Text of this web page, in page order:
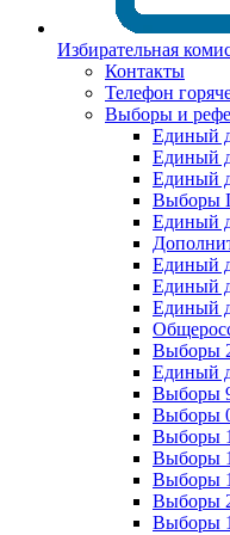
Избирательная
Контакты
Телефон
Выборы и
Единый
Единый
Единый
Выборы
Единый
Единый
Единый
Единый
Выборы
Единый
Выборы 9
Выборы
Выборы
Выборы
Выборы
Выборы
Выборы